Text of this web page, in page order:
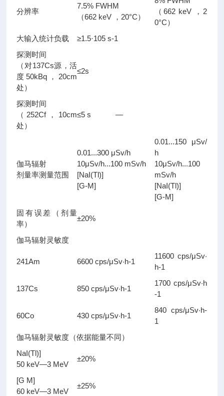
分辨率
7.5% FWHM
（662 keV ，20°C）
（662 keV ，2
0°C）
大输入统计负载
≥1.5·105 s-1
探测时间
（对137Cs源，活
度50kBq，20cm
处）
≤2s
探测时间
（252Cf，10cm
处）
≤5 s —
伽马辐射
剂量率测量范围
0.01...300 μSv/h
10μSv/h...100 mSv/h
[NaI(Tl)]
[G-M]
0.01...150 μSv/
h
10μSv/h...100
mSv/h
[NaI(Tl)]
[G-M]
固有误差（剂量
率）
±20%
伽马辐射灵敏度
241Am 6600 cps/μSv·h-1
11600 cps/μSv·
h-1
137Cs 850 cps/μSv·h-1
1700 cps/μSv·h
-1
60Co 430 cps/μSv·h-1
840 cps/μSv·h-
1
伽马辐射灵敏度（依据能量不同）
NaI(Tl)]
50 keV—3 MeV
±20%
[G M]
60 keV—3 MeV
±25%